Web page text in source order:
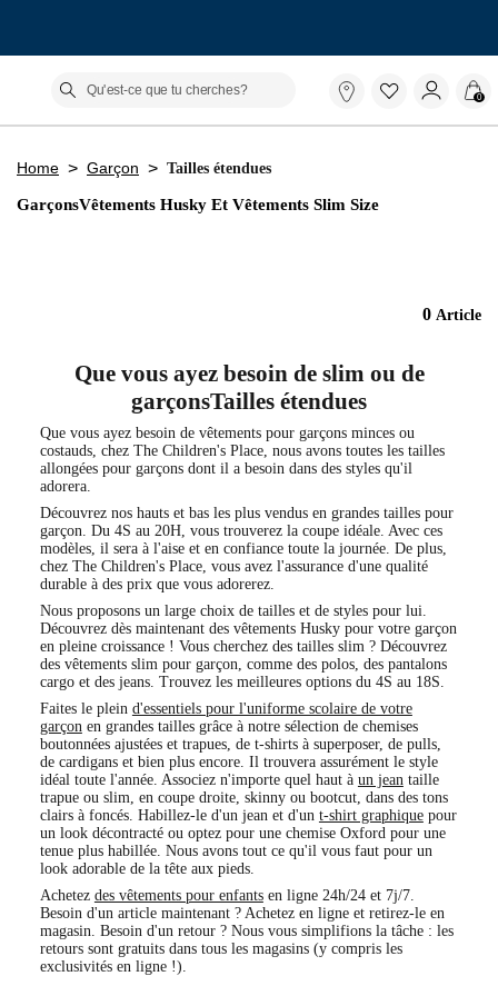
Le champ de recherche ci-dessous filtre les
Qu'est-
que
0
Home > Garçon > Tailles étendues
GarçonsVêtements Husky Et Vêtements Slim Size
0 Article
Que vous ayez besoin de slim ou de
garçonsTailles étendues
Que vous ayez besoin de vêtements pour garçons minces ou
costauds, chez The Children's Place, nous avons toutes les
tailles allongées pour garçons dont il a besoin dans des styles
qu'il adorera.
Découvrez nos hauts et bas les plus vendus en grandes tailles
pour garçon. Du 4S au 20H, vous trouverez la coupe idéale.
Avec ces modèles, il sera à l'aise et en confiance toute la
journée. De plus, chez The Children's Place, vous avez
l'assurance d'une qualité durable à des prix que vous
adorerez.
Nous proposons un large choix de tailles et de styles pour lui.
Découvrez dès maintenant des vêtements Husky pour votre
garçon en pleine croissance ! Vous cherchez des tailles slim ?
Découvrez des vêtements slim pour garçon, comme des
polos, des pantalons cargo et des jeans. Trouvez les
meilleures options du 4S au 18S.
Faites le pleind'essentiels pour l'uniforme scolaire de votre
garçonen grandes tailles grâce à notre sélection de
chemises boutonnées ajustées et trapues, de t-shirts à
superposer, de pulls, de cardigans et bien plus encore. Il
trouvera assurément le style idéal toute l'année. Associez
n'importe quel haut àun jeantaille trapue ou slim, en coupe
droite, skinny ou bootcut, dans des tons clairs à foncés.
Habillez-le d'un jean et d'unt-shirt graphiquepour un look
décontracté ou optez pour une chemise Oxford pour une
tenue plus habillée. Nous avons tout ce qu'il vous faut pour